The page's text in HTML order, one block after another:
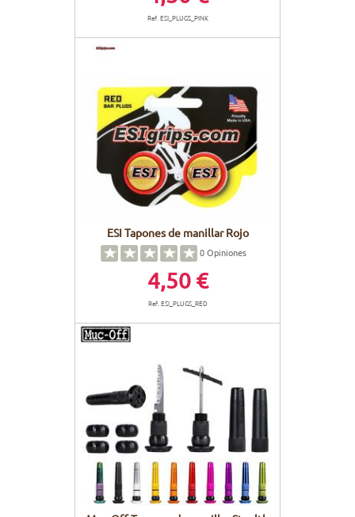
Ref. ESI_PLUGS_PINK
ESI Tapones de manillar Rojo
0Opiniones
4,50 €
Ref. ESI_PLUGS_RED